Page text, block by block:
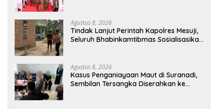
Agustus 8, 2026
Tindak Lanjut Perintah Kapolres Mesuji,
Seluruh Bhabinkamtibmas Sosialisasikan
Agustus 8, 2026
Kasus Penganiayaan Maut di Suranadi,
Sembilan Tersangka Diserahkan ke